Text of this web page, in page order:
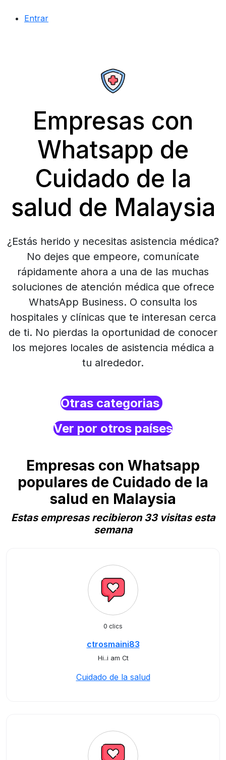
Entrar
Empresas con
Whatsapp de
Cuidado de la
salud de Malaysia
¿Estás herido y necesitas asistencia médica?
No dejes que empeore, comunícate
rápidamente ahora a una de las muchas
soluciones de atención médica que ofrece
WhatsApp Business. O consulta los
hospitales y clínicas que te interesan cerca
de ti. No pierdas la oportunidad de conocer
los mejores locales de asistencia médica a
tu alrededor.
Otras categorias
Ver por otros países
Empresas con Whatsapp
populares de Cuidado de la
salud en Malaysia
Estas empresas recibieron 33 visitas esta
semana
0 clics
ctrosmaini83
Hi..i am Ct
Cuidado de la salud